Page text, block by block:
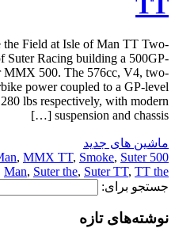
Field at Isle of Man TT Two-
Suter Racing building a 500GP-
MMX 500. The 576cc, V4, two-
power coupled to a GP-level
lbs respectively, with modern
suspension and chassis […]
ماشین های جدید
500 Man
, MMX TT, Smoke, Suter
Man, Suter the, Suter TT, TT the
جستجو برای:
نوشته‌های تازه